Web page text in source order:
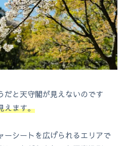
だと天守閣が見えないのです
えます。
ーシートを広げられるエリアで